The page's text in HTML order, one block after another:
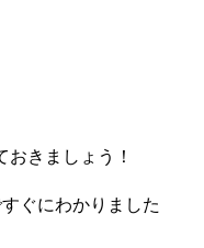
きましょう！
ぐにわかりました